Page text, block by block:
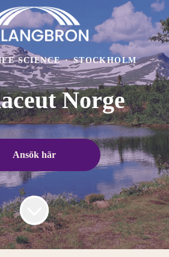
SCIENCE · STOCKHOLM
Norge
Ansök här